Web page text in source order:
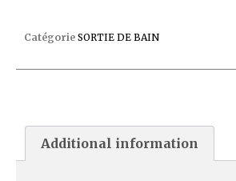
Catégorie SORTIE DE BAIN
Additional information